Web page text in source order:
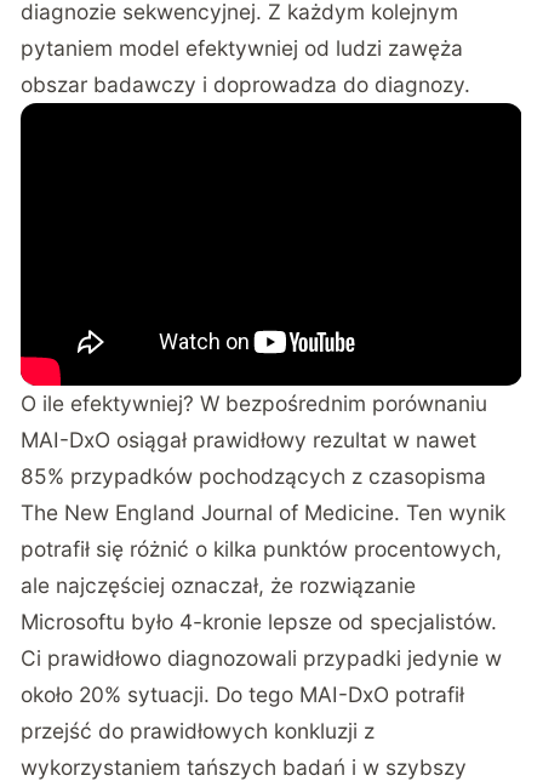
diagnozie sekwencyjnej. Z każdym kolejnym
pytaniem model efektywniej od ludzi zawęża
obszar badawczy i doprowadza do diagnozy.
O ile efektywniej? W bezpośrednim porównaniu
MAI-DxO osiągał prawidłowy rezultat w nawet
85% przypadków pochodzących z czasopisma
The New England Journal of Medicine. Ten wynik
potrafił się różnić o kilka punktów procentowych,
ale najczęściej oznaczał, że rozwiązanie
Microsoftu było 4-kronie lepsze od specjalistów.
Ci prawidłowo diagnozowali przypadki jedynie w
około 20% sytuacji. Do tego MAI-DxO potrafił
przejść do prawidłowych konkluzji z
wykorzystaniem tańszych badań i w szybszy